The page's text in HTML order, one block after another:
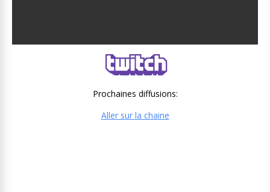
Prochaines diffusions:
Aller sur la chaine